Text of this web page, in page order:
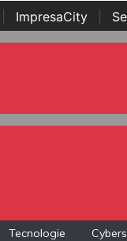
ImpresaCity
Tecnologie